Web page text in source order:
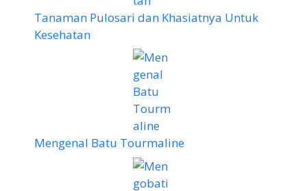
Tanaman Pulosari dan Khasiatnya Untuk
Kesehatan
Mengenal Batu Tourmaline